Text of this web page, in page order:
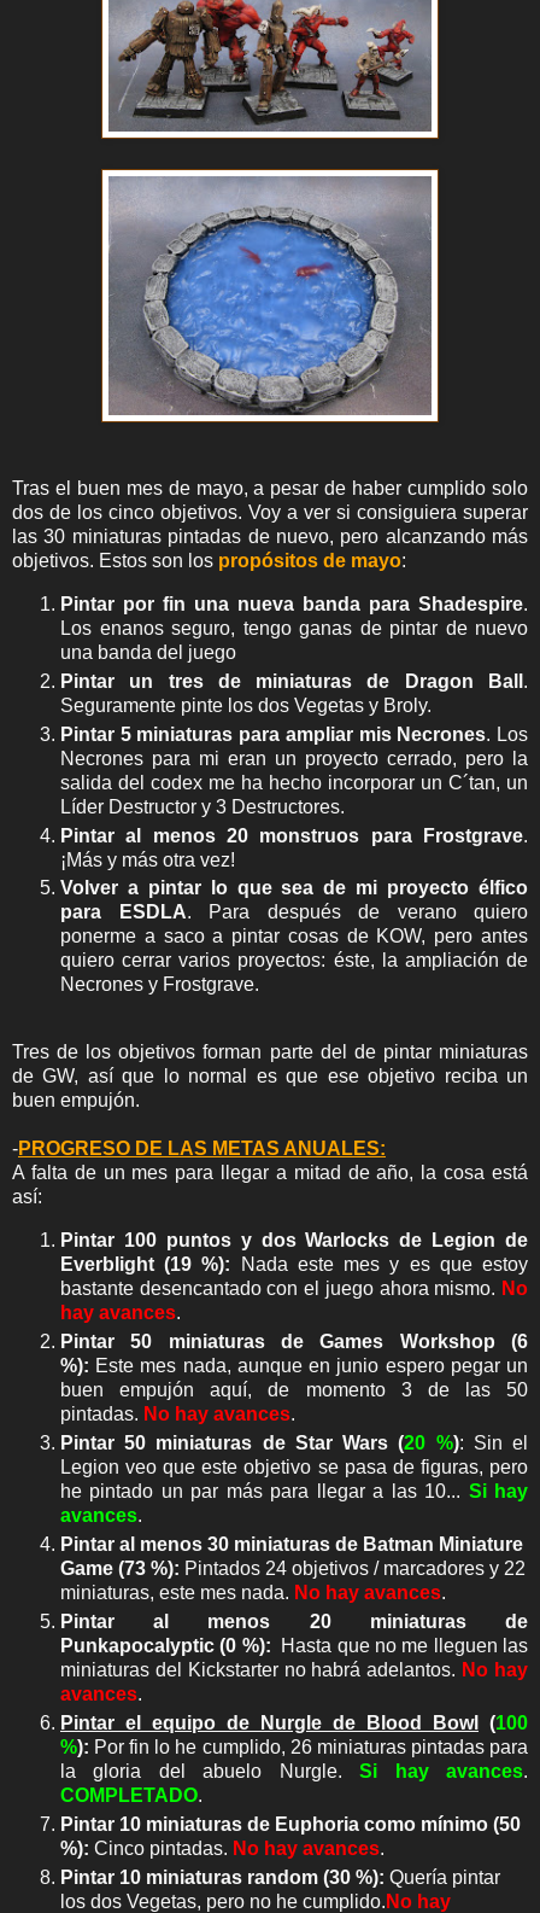
Tras el buen mes de mayo, a pesar de haber cumplido solo
dos de los cinco objetivos. Voy a ver si consiguiera superar
las 30 miniaturas pintadas de nuevo, pero alcanzando más
objetivos. Estos son los propósitos de mayo:
Pintar por fin una nueva banda para Shadespire.
Los enanos seguro, tengo ganas de pintar de nuevo
una banda del juego
Pintar un tres de miniaturas de Dragon Ball .
Seguramente pinte los dos Vegetas y Broly.
Pintar 5 miniaturas para ampliar mis Necrones. Los
Necrones para mi eran un proyecto cerrado, pero la
salida del codex me ha hecho incorporar un C´tan, un
Líder Destructor y 3 Destructores.
Pintar al menos 20 monstruos para Frostgrave.
¡Más y más otra vez!
Volver a pintar lo que sea de mi proyecto élfico
para ESDLA. Para después de verano quiero
ponerme a saco a pintar cosas de KOW, pero antes
quiero cerrar varios proyectos: éste, la ampliación de
Necrones y Frostgrave.
Tres de los objetivos forman parte del de pintar miniaturas
de GW, así que lo normal es que ese objetivo reciba un
buen empujón.
-PROGRESO DE LAS METAS ANUALES:
A falta de un mes para llegar a mitad de año, la cosa está
así:
Pintar 100 puntos y dos Warlocks de Legion de
Everblight (19 %): Nada este mes y es que estoy
bastante desencantado con el juego ahora mismo. No
hay avances.
Pintar 50 miniaturas de Games Workshop (6
%): Este mes nada, aunque en junio espero pegar un
buen empujón aquí, de momento 3 de las 50
pintadas. No hay avances.
Pintar 50 miniaturas de Star Wars (20 %): Sin el
Legion veo que este objetivo se pasa de figuras, pero
he pintado un par más para llegar a las 10... Si hay
avances.
Pintar al menos 30 miniaturas de Batman Miniature
Game (73 %): Pintados 24 objetivos / marcadores y 22
miniaturas, este mes nada. No hay avances.
Pintar al menos 20 miniaturas de
Punkapocalyptic (0 %):
Hasta que no me lleguen las
miniaturas del Kickstarter no habrá adelantos. No hay
avances.
Pintar el equipo de Nurgle de Blood Bowl
(100
%): Por fin lo he cumplido, 26 miniaturas pintadas para
la gloria del abuelo Nurgle.Si hay avances.
COMPLETADO.
Pintar 10 miniaturas de Euphoria como mínimo (50
%): Cinco pintadas. No hay avances.
Pintar 10 miniaturas random (30 %): Quería pintar
los dos Vegetas, pero no he cumplido. No hay